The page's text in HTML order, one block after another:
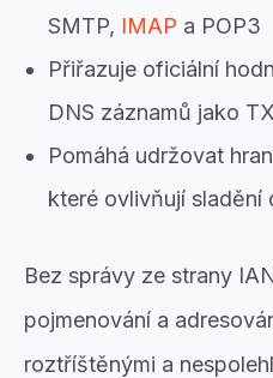
SMTP, IMAP a POP3
Přiřazuje oficiální
DNS záznamů jako
Pomáhá udržovat
které ovlivňují sladění
Bez správy ze strany
pojmenování a
roztříštěnými a